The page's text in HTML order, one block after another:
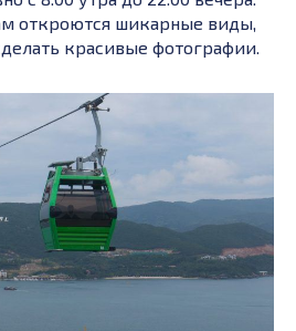
откроются шикарные виды,
красивые фотографии.